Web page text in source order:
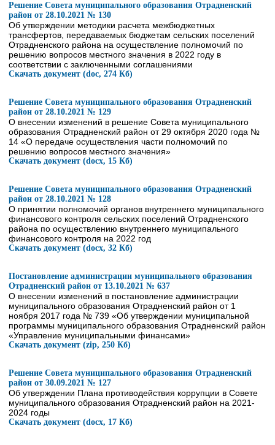
Решение Совета муниципального образования Отрадненский
район от 28.10.2021 № 130
Об утверждении методики расчета межбюджетных
трансфертов, передаваемых бюджетам сельских поселений
Отрадненского района на осуществление полномочий по
решению вопросов местного значения в 2022 году в
соответствии с заключенными соглашениями
Скачать документ (doc, 274 Кб)
Решение Совета муниципального образования Отрадненский
район от 28.10.2021 № 129
О внесении изменений в решение Совета муниципального
образования Отрадненский район от 29 октября 2020 года №
14 «О передаче осуществления части полномочий по
решению вопросов местного значения»
Скачать документ (docx, 15 Кб)
Решение Совета муниципального образования Отрадненский
район от 28.10.2021 № 128
О принятии полномочий органов внутреннего муниципального
финансового контроля сельских поселений Отрадненского
района по осуществлению внутреннего муниципального
финансового контроля на 2022 год
Скачать документ (docx, 32 Кб)
Постановление администрации муниципального образования
Отрадненский район от 13.10.2021 № 637
О внесении изменений в постановление администрации
муниципального образования Отрадненский район от 1
ноября 2017 года № 739 «Об утверждении муниципальной
программы муниципального образования Отрадненский район
«Управление муниципальными финансами»
Скачать документ (zip, 250 Кб)
Решение Совета муниципального образования Отрадненский
район от 30.09.2021 № 127
Об утверждении Плана противодействия коррупции в Совете
муниципального образования Отрадненский район на 2021-
2024 годы
Скачать документ (docx, 17 Кб)